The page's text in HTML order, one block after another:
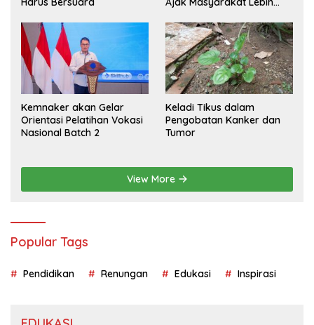
Kemnaker akan Gelar
Orientasi Pelatihan Vokasi
Nasional Batch 2
Keladi Tikus dalam
Pengobatan Kanker dan
Tumor
View More
Popular Tags
Pendidikan Renungan Edukasi Inspirasi